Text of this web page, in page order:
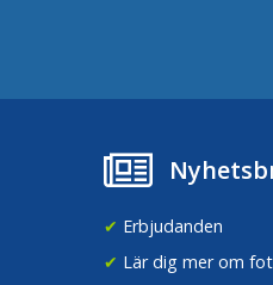
✔ Erbjudanden
✔ Lär dig mer om